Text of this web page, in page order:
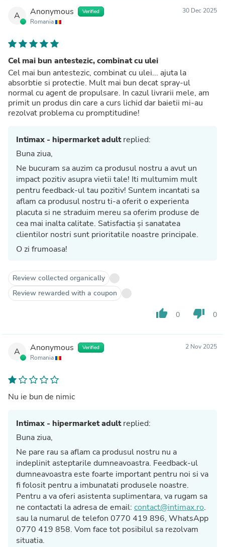
A Anonymous Verified
Romania
30 Dec 2025
Cel mai bun antestezic, combinat cu ulei
Cel mai bun antestezic, combinat cu ulei... ajuta la
absorbtie si protectie. Mult mai bun decat spray-ul
normal cu agent de propulsare. In cazul livrarii mele, am
primit un produs din care a curs lichid dar baietii mi-au
rezolvat problema cu promptitudine!
Intimax - hipermarket adultreplied:
Buna ziua,
Ne bucuram sa auzim ca produsul nostru a avut un
impact pozitiv asupra vietii tale! Iti multumim mult
pentru feedback-ul tau pozitiv! Suntem incantati sa
aflam ca produsul nostru ti-a oferit o experienta
placuta si ne straduim mereu sa oferim produse de
cea mai inalta calitate. Satisfactia și sanatatea
clientilor nostri sunt prioritatile noastre principale.
O zi frumoasa!
Review collected organically
Review rewarded with a coupon
thumb_up 0 thumb_down 0
A Anonymous Verified
Romania
2 Nov 2025
Nu ie bun de nimic
Intimax - hipermarket adultreplied:
Buna ziua,
Ne pare rau sa aflam ca produsul nostru nu a
indeplinit asteptarile dumneavoastra. Feedback-ul
dumneavoastra este foarte important pentru noi si va
fi folosit pentru a imbunatati produsele noastre.
Pentru a va oferi asistenta suplimentara, va rugam sa
ne contactati la adresa de email: contact@intimax.ro.
sau la numarul de telefon 0770 419 896, WhatsApp
0770 419 858. Vom face tot posibilul sa rezolvam
situatia.